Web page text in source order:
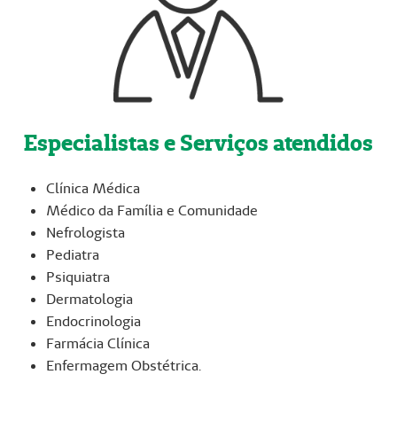
Especialistas e Serviços atendidos
Clínica Médica
Médico da Família e Comunidade
Nefrologista
Pediatra
Psiquiatra
Dermatologia
Endocrinologia
Farmácia Clínica
Enfermagem Obstétrica.